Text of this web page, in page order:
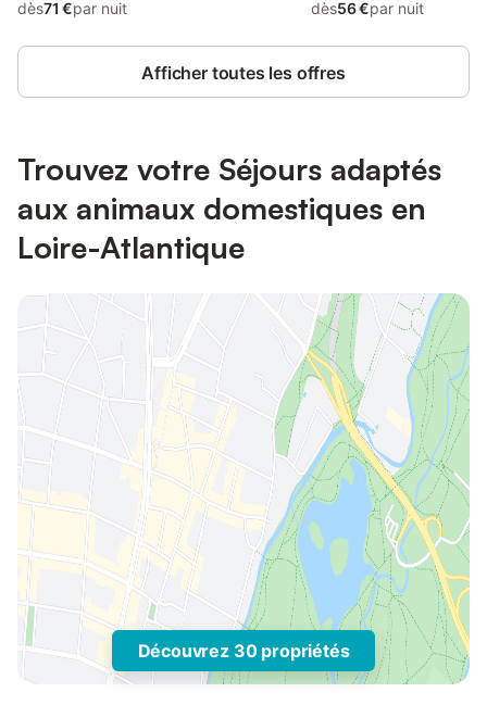
dès71 €par nuit
dès56 €par nuit
Afficher toutes les offres
Trouvez votre Séjours adaptés
aux animaux domestiques en
Loire-Atlantique
Découvrez 30 propriétés